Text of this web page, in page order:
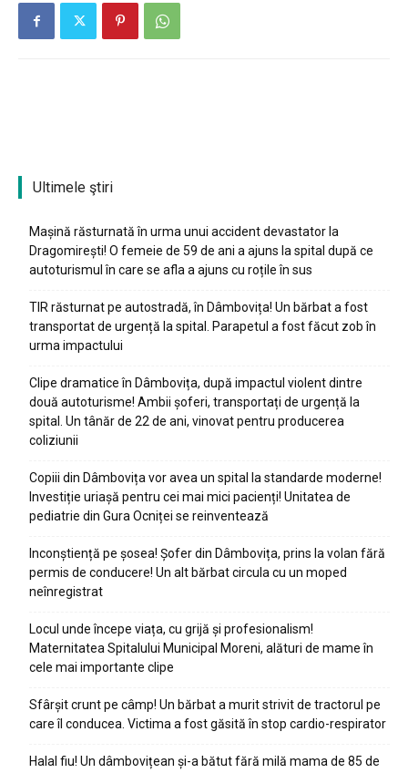
Ultimele ştiri
Mașină răsturnată în urma unui accident devastator la
Dragomirești! O femeie de 59 de ani a ajuns la spital după ce
autoturismul în care se afla a ajuns cu roțile în sus
TIR răsturnat pe autostradă, în Dâmbovița! Un bărbat a fost
transportat de urgență la spital. Parapetul a fost făcut zob în
urma impactului
Clipe dramatice în Dâmbovița, după impactul violent dintre
două autoturisme! Ambii șoferi, transportați de urgență la
spital. Un tânăr de 22 de ani, vinovat pentru producerea
coliziunii
Copiii din Dâmbovița vor avea un spital la standarde moderne!
Investiție uriașă pentru cei mai mici pacienți! Unitatea de
pediatrie din Gura Ocniței se reinventează
Inconștiență pe șosea! Șofer din Dâmbovița, prins la volan fără
permis de conducere! Un alt bărbat circula cu un moped
neînregistrat
Locul unde începe viața, cu grijă și profesionalism!
Maternitatea Spitalului Municipal Moreni, alături de mame în
cele mai importante clipe
Sfârșit crunt pe câmp! Un bărbat a murit strivit de tractorul pe
care îl conducea. Victima a fost găsită în stop cardio-respirator
Halal fiu! Un dâmbovițean și-a bătut fără milă mama de 85 de